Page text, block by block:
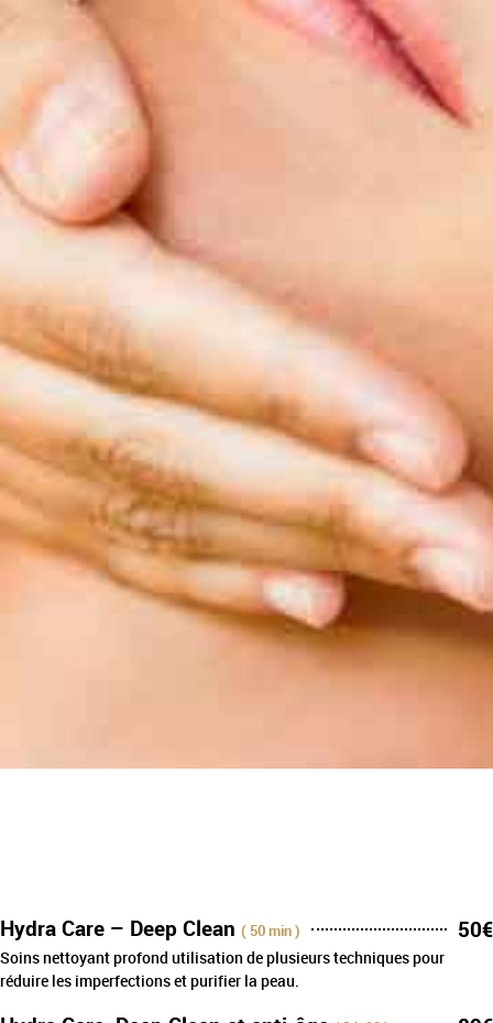
Hydra Care – Deep Clean ( 50 min ) 50€
Soins nettoyant profond utilisation de plusieurs techniques pour
réduire les imperfections et purifier la peau.